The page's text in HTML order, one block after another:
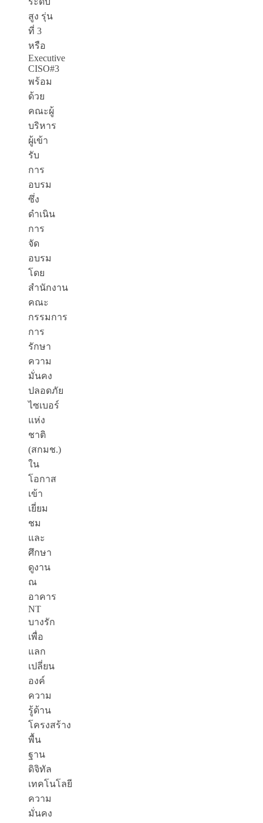
สูง รุ่น
ที่ 3
หรือ
Executive
CISO#3
พร้อม
ด้วย
คณะผู้
บริหาร
ผู้เข้า
รับ
การ
อบรม
ซึ่ง
ดำเนิน
การ
จัด
อบรม
โดย
สำนักงาน
คณะ
กรรมการ
การ
รักษา
ความ
มั่นคง
ปลอดภัย
ไซเบอร์
แห่ง
ชาติ
(สกมช.)
ใน
โอกาส
เข้า
เยี่ยม
ชม
และ
ศึกษา
ดูงาน
ณ
อาคาร
NT
บางรัก
เพื่อ
แลก
เปลี่ยน
องค์
ความ
รู้ด้าน
โครงสร้าง
พื้น
ฐาน
ดิจิทัล
เทคโนโลยี
ความ
มั่นคง